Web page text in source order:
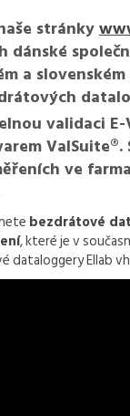
stránky
dánské
a
validaci
ve
bezdrátové
, které je v
Ellab